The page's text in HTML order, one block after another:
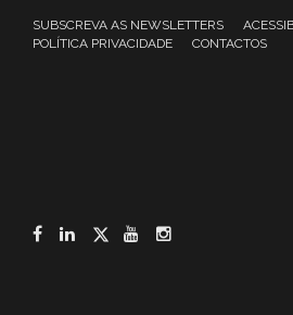
SUBSCREVA AS NEWSLETTERS
POLÍTICA PRIVACIDADE
CONTACTOS
Facebook
LinkedIn
Twitter
YouTube